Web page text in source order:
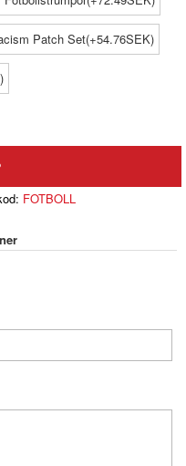
Patch Set(+54.76SEK)
FOTBOLL